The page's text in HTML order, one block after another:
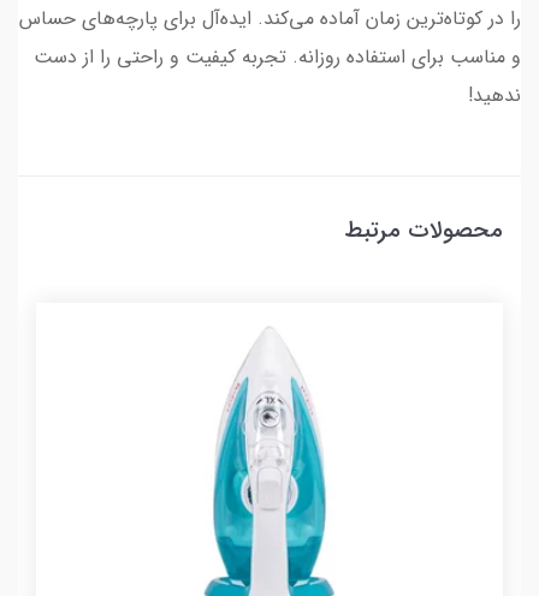
را در کوتاه‌ترین زمان آماده می‌کند. ایده‌آل برای پارچه‌های حساس
و مناسب برای استفاده روزانه. تجربه کیفیت و راحتی را از دست
ندهید!
محصولات مرتبط